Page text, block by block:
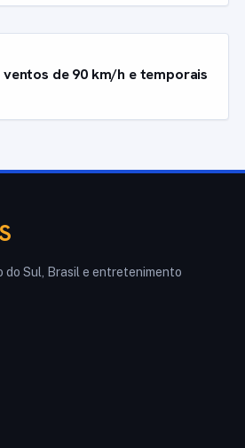
ventos de 90 km/h e temporais
do Sul, Brasil e entretenimento